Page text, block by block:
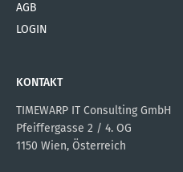
AGB
LOGIN
KONTAKT
TIMEWARP IT Consulting GmbH
Pfeiffergasse 2 / 4. OG
1150 Wien, Österreich